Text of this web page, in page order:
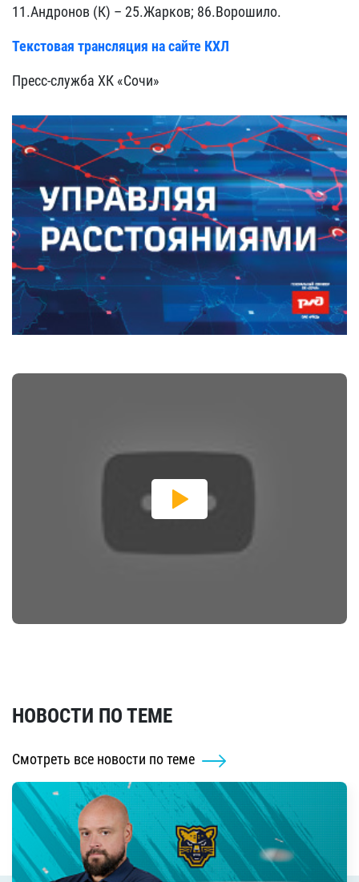
11.Андронов (К) – 25.Жарков; 86.Ворошило.
Текстовая трансляция на сайте КХЛ
Пресс-служба ХК «Сочи»
НОВОСТИ ПО ТЕМЕ
Смотреть все новости по теме